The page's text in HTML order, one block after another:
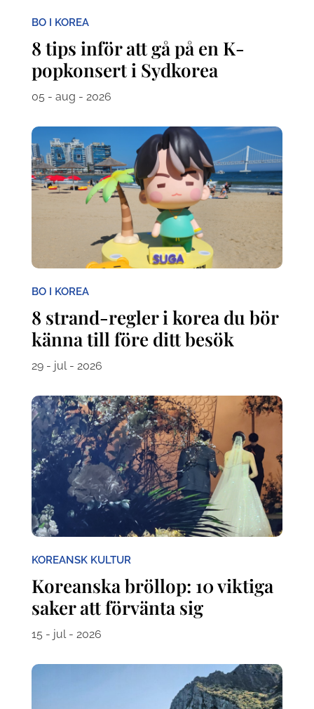
BO I KOREA
8 tips inför att gå på en K-
popkonsert i Sydkorea
05 - aug - 2026
BO I KOREA
8 strand-regler i korea du bör
känna till före ditt besök
29 - jul - 2026
KOREANSK KULTUR
Koreanska bröllop: 10 viktiga
saker att förvänta sig
15 - jul - 2026